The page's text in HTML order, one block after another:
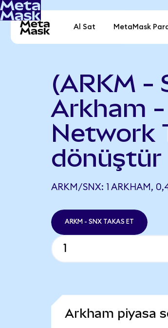
Al Sat MetaMask
(ARKM -
Arkham
Network
dönüştür
ARKM/SNX: 1 ARKHAM,
ARKM - SNX TAKAS ET
Arkham piyasa